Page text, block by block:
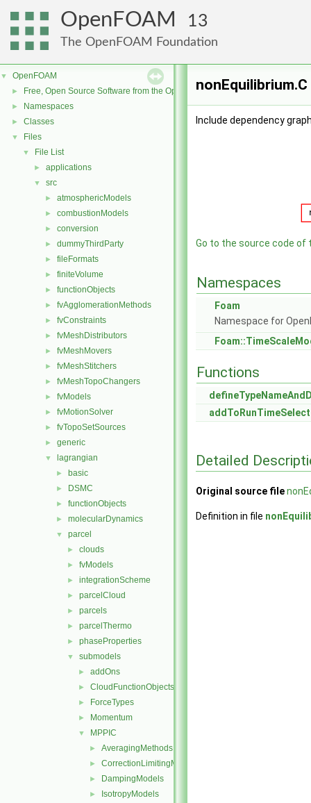
OpenFOAM 13
The OpenFOAM Foundation
▼ OpenFOAM
► Free, Open Source Software from the OpenFOAM Foundation
► Namespaces
► Classes
▼ Files
▼ File List
► applications
▼ src
► atmosphericModels
► combustionModels
► conversion
► dummyThirdParty
► fileFormats
► finiteVolume
► functionObjects
► fvAgglomerationMethods
► fvConstraints
► fvMeshDistributors
► fvMeshMovers
► fvMeshStitchers
► fvMeshTopoChangers
► fvModels
► fvMotionSolver
► fvTopoSetSources
► generic
▼ lagrangian
► basic
► DSMC
► functionObjects
► molecularDynamics
▼ parcel
► clouds
► fvModels
► integrationScheme
► parcelCloud
► parcels
► parcelThermo
► phaseProperties
▼ submodels
► addOns
► CloudFunctionObjects
► ForceTypes
► Momentum
▼ MPPIC
► AveragingMethods
► CorrectionLimitingMethods
► DampingModels
► IsotropyModels
Include dependency
Go to the source code of
Namespaces
Foam
Namespace for
Functions
Detailed
Original source file
Definition in file